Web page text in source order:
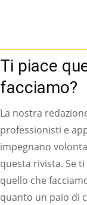
Ti piace
facciamo?
La nostra
professionisti e
impegnano
questa rivista. Se
quello che
quanto un paio di